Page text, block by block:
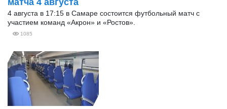
матча 4 августа
4 августа в 17:15 в Самаре состоится футбольный матч с
участием команд «Акрон» и «Ростов».
1085